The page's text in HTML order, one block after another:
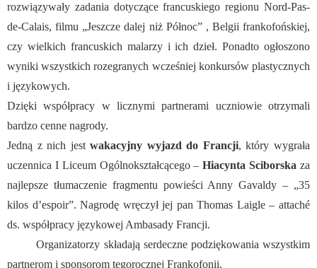
rozwiązywały zadania dotyczące francuskiego regionu Nord-Pas-
de-Calais, filmu „Jeszcze dalej niż Północ” , Belgii frankofońskiej,
czy wielkich francuskich malarzy i ich dzieł. Ponadto ogłoszono
wyniki wszystkich rozegranych wcześniej konkursów plastycznych
i językowych.
Dzięki współpracy w licznymi partnerami uczniowie otrzymali
bardzo cenne nagrody.
Jedną z nich jestwakacyjny wyjazd do Francji, który wygrała
uczennica I Liceum Ogólnokształcącego –Hiacynta Sciborska za
najlepsze tłumaczenie fragmentu powieści Anny Gavaldy – „35
kilos d’espoir”. Nagrodę wręczył jej pan Thomas Laigle – attaché
ds. współpracy językowej Ambasady Francji.
Organizatorzy składają serdeczne podziękowania wszystkim
partnerom i sponsorom tegorocznej Frankofonii.